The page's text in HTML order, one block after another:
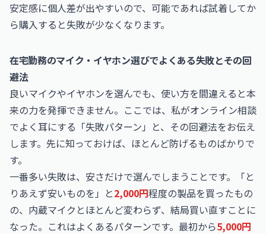
安定感に個人差が出やすいので、可能であれば試着してか
ら購入すると失敗が少なくなります。
在宅勤務のマイク・イヤホン選びでよくある失敗とその回
避法
良いマイクやイヤホンを選んでも、使い方を間違えると本
来の力を発揮できません。ここでは、私がオンライン相談
でよく耳にする「失敗パターン」と、その回避法をお伝え
します。先に知っておけば、ほとんど防げるものばかりで
す。
一番多い失敗は、安さだけで選んでしまうことです。「と
りあえず安いものを」と2,000円程度の製品を買ったもの
の、内蔵マイクとほとんど変わらず、結局買い直すことに
なった。これはよくあるパターンです。最初から5,000円